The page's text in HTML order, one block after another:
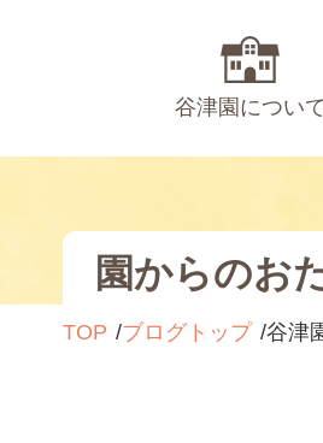
谷津園について
園からのお
TOP ブログトップ 谷津